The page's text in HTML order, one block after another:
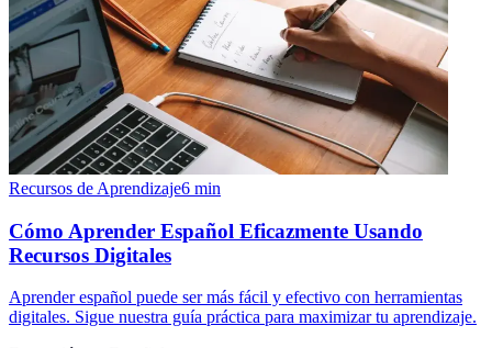
Recursos de Aprendizaje6 min
Cómo Aprender Español Eficazmente Usando
Recursos Digitales
Aprender español puede ser más fácil y efectivo con herramientas
digitales. Sigue nuestra guía práctica para maximizar tu aprendizaje.